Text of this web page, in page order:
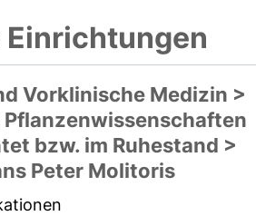
Vorklinische Medizin >
bzw. im Ruhestand >
Peter Molitoris